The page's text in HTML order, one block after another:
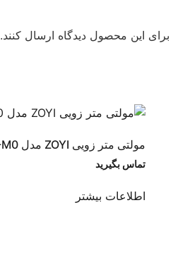
این محصول دیدگاه ارسال کنند.
مولتی متر زویی ZOYI مدل ZT-M0
تماس بگیرید
اطلاعات بیشتر